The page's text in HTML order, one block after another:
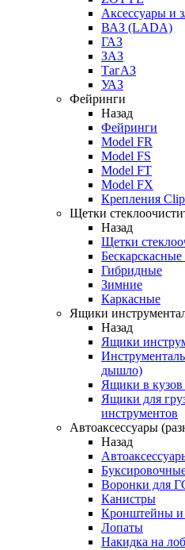
Аксессуары и
ВАЗ (LADA)
ГАЗ
ЗАЗ
ТагАЗ
УАЗ
Фейринги
Назад
Фейринги
Model FR
Model FS
Model FT
Model FX
Крепления
Щетки
Назад
Щетки
Гибридные
Зимние
Каркасные
Ящики
Назад
Ящики
дышло)
Ящики в кузов
Ящики для
инструментов
Автоаксессуары
Назад
Воронки для
Канистры
Кронштейны и
Лопаты
Накидка на